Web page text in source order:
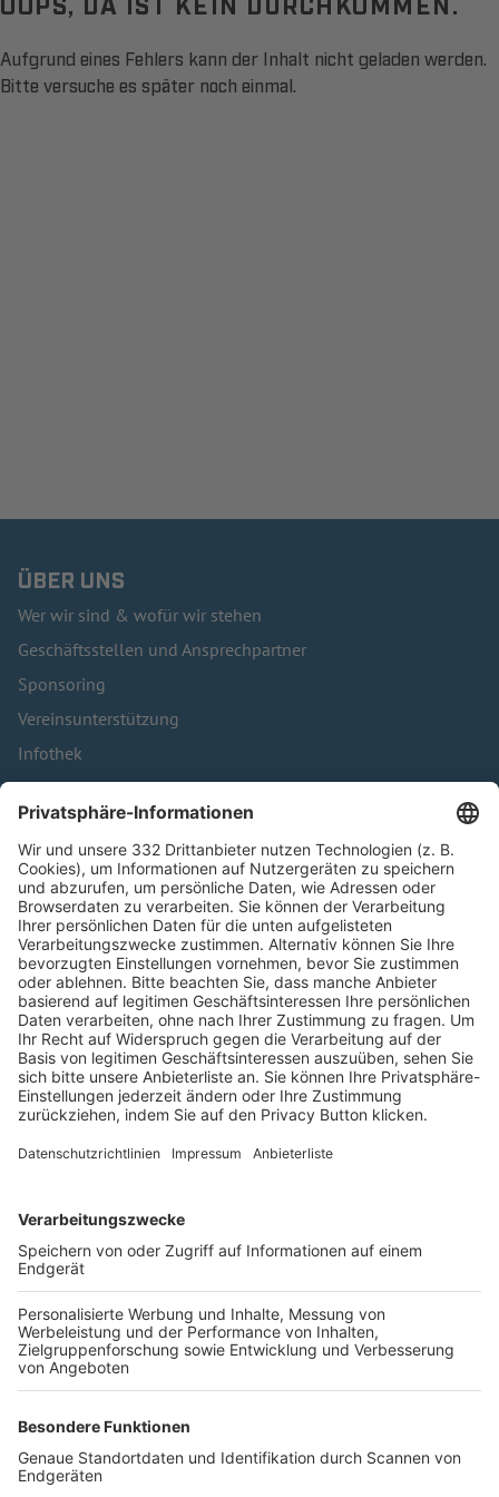
Aufgrund eines Fehlers kann der Inhalt nicht geladen werden.
Bitte versuche es später noch einmal.
ÜBER UNS
Wer wir sind & wofür wir stehen
Geschäftsstellen und Ansprechpartner
Sponsoring
Vereinsunterstützung
Infothek
Kontakt
HÄUFIG BESUCHTE SEITEN
Pässe und Vereinswechsel
Trainerausbildung
Schulungsangebot Vereinsmitarbeiter
BFV-Geschäftsstellen
Trainerbörse
Login SpielPlus
FOLGE DEM BFV
TOP-VEREINE
TOP-PARTNER